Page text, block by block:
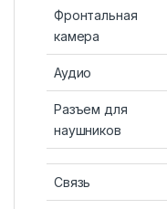
Фронтальная
камера
Аудио
Разъем для
наушников
Связь